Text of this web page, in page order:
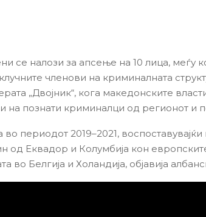
се налози за апсење на 10 лица, меѓу
членови на криминалната
„Двојник“, кога македонските
на познати криминалци од регионот и
во периодот 2019–2021, воспоставувајќи
од Еквадор и Колумбија кон
во Белгија и Холандија, објавија